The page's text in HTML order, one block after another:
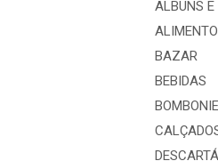
ALBUNS E
BAZAR
BEBIDAS